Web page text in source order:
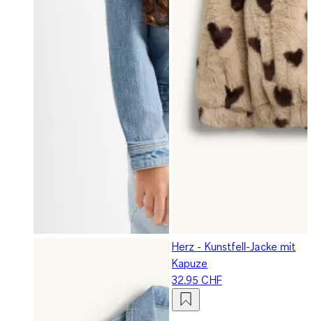
Herz - Kunstfell-Jacke mit
Kapuze
32.95 CHF